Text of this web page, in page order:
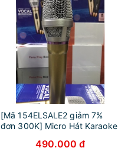
[Mã 154ELSALE2 giảm 7%
đơn 300K] Micro Hát Karaoke
490.000 đ